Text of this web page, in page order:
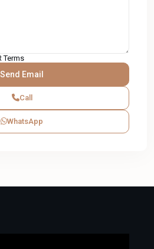
Terms
Call
WhatsApp